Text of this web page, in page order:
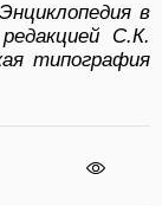
в
С.К.
типография